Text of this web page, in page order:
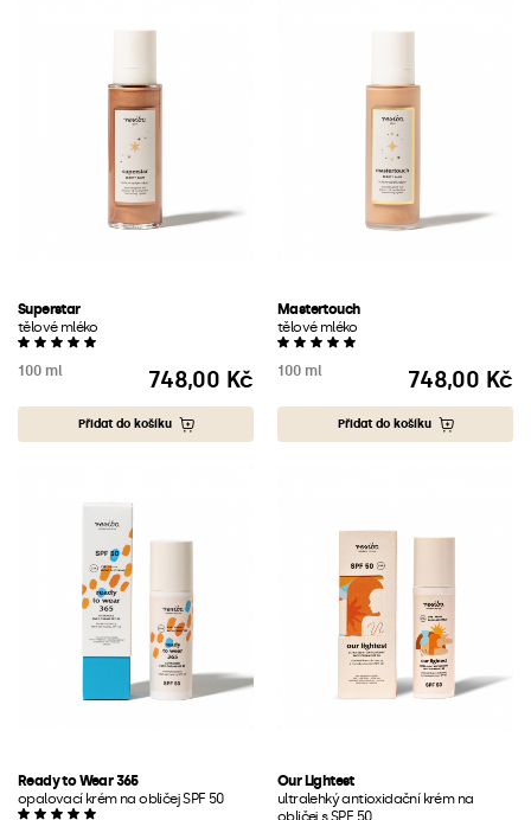
Superstar
tělové mléko
100 ml
Cena
748,00 Kč
Přidat do košíku
Mastertouch
tělové mléko
100 ml
Cena
748,00 Kč
Přidat do košíku
Ready to Wear 365
opalovací krém na obličej SPF 50
Our Lightest
ultralehký antioxidační krém na
obličej s SPF 50